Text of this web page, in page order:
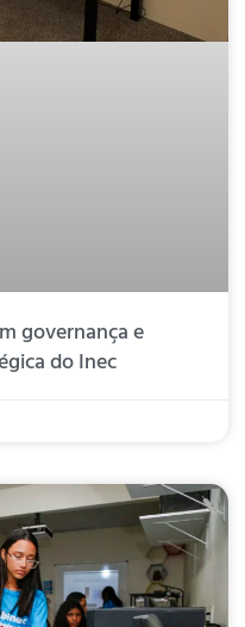
governança e
do Inec